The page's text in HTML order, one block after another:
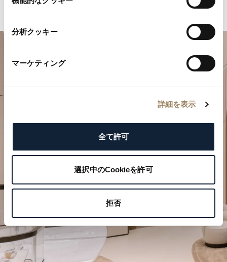
分析クッキー
マーケティング
詳細を表示
全て許可
選択中のCookieを許可
拒否
特別なひとときを計画する
ブレゲの時計作品をぜひブティックでご覧ください。
ご来店を予約する